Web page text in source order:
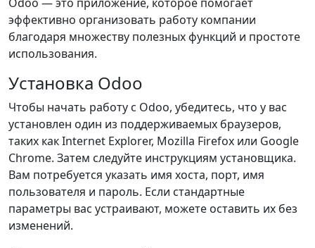
эффективно организовать работу компании
благодаря множеству полезных функций и простоте
использования.
Установка Odoo
Чтобы начать работу с Odoo, убедитесь, что у вас
установлен один из поддерживаемых браузеров,
таких как Internet Explorer, Mozilla Firefox или Google
Chrome. Затем следуйте инструкциям установщика.
Вам потребуется указать имя хоста, порт, имя
пользователя и пароль. Если стандартные
параметры вас устраивают, можете оставить их без
изменений.